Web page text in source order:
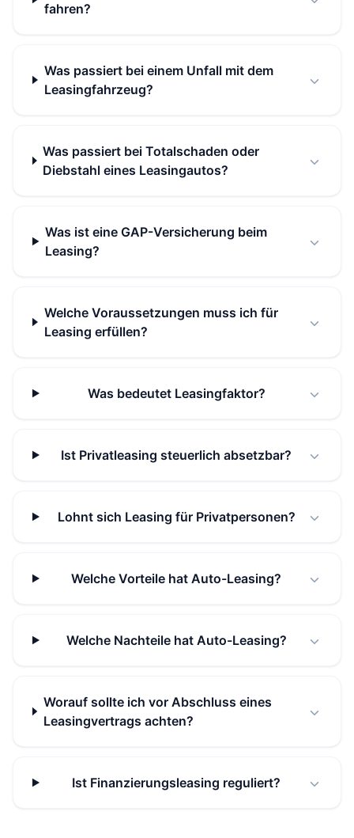
fahren?
Was passiert bei einem Unfall mit dem
Leasingfahrzeug?
Was passiert bei Totalschaden oder
Diebstahl eines Leasingautos?
Was ist eine GAP-Versicherung beim
Leasing?
Welche Voraussetzungen muss ich für
Leasing erfüllen?
Was bedeutet Leasingfaktor?
Ist Privatleasing steuerlich absetzbar?
Lohnt sich Leasing für Privatpersonen?
Welche Vorteile hat Auto-Leasing?
Welche Nachteile hat Auto-Leasing?
Worauf sollte ich vor Abschluss eines
Leasingvertrags achten?
Ist Finanzierungsleasing reguliert?